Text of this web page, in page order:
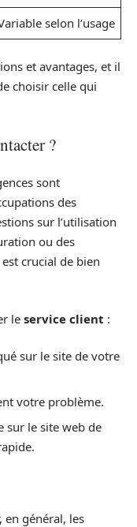
selon l’usage
et avantages, et il
choisir celle qui
?
sont
des
sur l’utilisation
ou des
crucial de bien
le service client :
sur le site de votre
votre problème.
sur le site web de
en général, les